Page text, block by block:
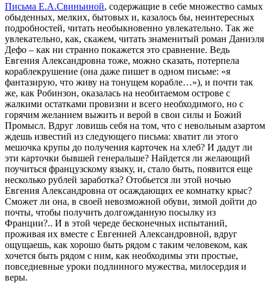
Письма Е.А.Свиньиной, содержащие в себе множество самых
обыденных, мелких, бытовых и, казалось бы, неинтересных
подробностей, читать необыкновенно увлекательно. Так же
увлекательно, как, скажем, читать знаменитый роман Даниэля
Дефо – как ни странно покажется это сравнение. Ведь
Евгения Александровна тоже, можно сказать, потерпела
кораблекрушение (она даже пишет в одном письме: «я
фантазирую, что живу на тонущем корабле…»), и почти так
же, как Робинзон, оказалась на необитаемом острове с
жалкими остатками провизии и всего необходимого, но с
горячим желанием выжить и верой в свои силы и Божий
Промысл. Вдруг ловишь себя на том, что с невольным азартом
ждешь известий из следующего письма: хватит ли этого
мешочка крупы до получения карточек на хлеб? И дадут ли
эти карточки бывшей генеральше? Найдется ли желающий
поучиться французскому языку, и, стало быть, появится еще
несколько рублей заработка? Отобьется ли этой ночью
Евгения Александровна от осаждающих ее комнатку крыс?
Сможет ли она, в своей невозможной обуви, зимой дойти до
почты, чтобы получить долгожданную посылку из
Франции?.. И в этой череде бесконечных испытаний,
проживая их вместе с Евгенией Александровной, вдруг
ощущаешь, как хорошо быть рядом с таким человеком, как
хочется быть рядом с ним, как необходимы эти простые,
повседневные уроки подлинного мужества, милосердия и
веры.